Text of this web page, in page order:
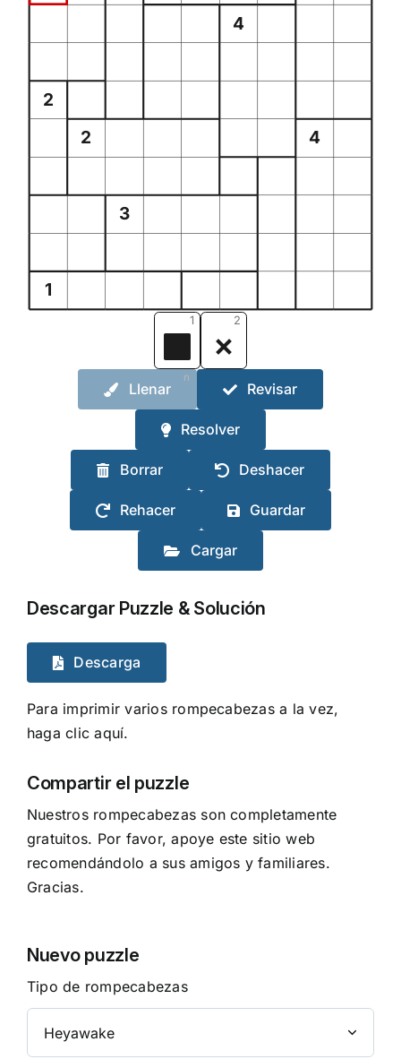
4
2
2
4
3
1
1 2
n
Llenar Revisar
Resolver
Borrar Deshacer
Rehacer Guardar
Cargar
Descargar Puzzle & Solución
Descarga
Para imprimir varios rompecabezas a la vez,
haga clic aquí.
Compartir el puzzle
Nuestros rompecabezas son completamente
gratuitos. Por favor, apoye este sitio web
recomendándolo a sus amigos y familiares.
Gracias.
Nuevo puzzle
Tipo de rompecabezas